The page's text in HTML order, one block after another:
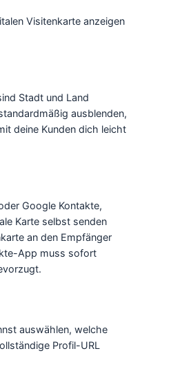
Visitenkarte anzeigen
Stadt und Land
ausblenden,
deine Kunden dich leicht
Google Kontakte,
Karte selbst senden
an den Empfänger
App muss sofort
auswählen, welche
Profil-URL